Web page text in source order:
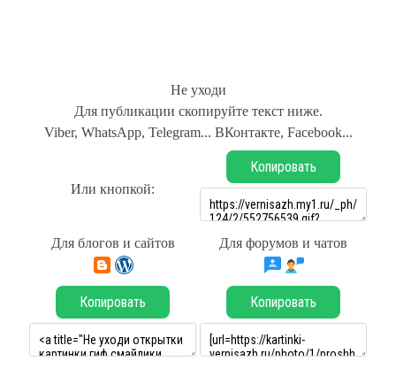
Не уходи
Для публикации скопируйте текст ниже.
Viber, WhatsApp, Telegram... ВКонтакте, Facebook...
Или кнопкой:
Копировать
Для блогов и сайтов Для форумов и чатов
Копировать Копировать